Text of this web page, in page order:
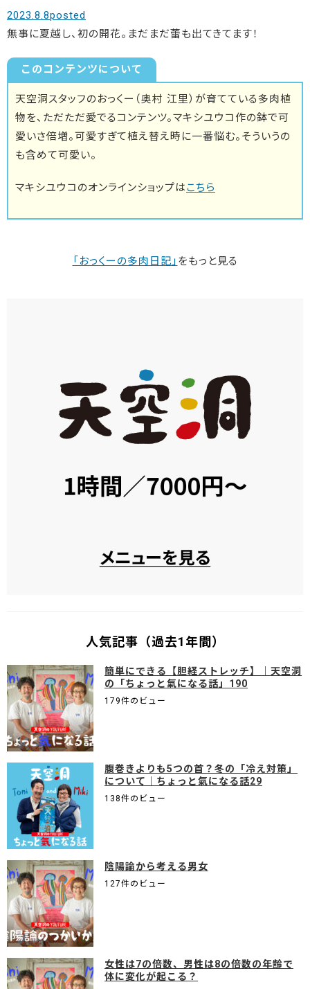
2023.8.8posted
無事に夏越し、初の開花。まだまだ蕾も出てきてます！
このコンテンツについて
天空洞スタッフのおっくー（奥村 江里）が育てている多肉植
物を、ただただ愛でるコンテンツ。マキシユウコ作の鉢で可
愛いさ倍増。可愛すぎて植え替え時に一番悩む。そういうの
も含めて可愛い。
マキシユウコのオンラインショップはこちら
「おっくーの多肉日記」 をもっと見る
人気記事（過去1年間）
簡単にできる【胆経ストレッチ】｜天空洞
の「ちょっと氣になる話」190
179件のビュー
腹巻きよりも5つの首？冬の「冷え対策」
について｜ちょっと氣になる話29
138件のビュー
陰陽論から考える男女
127件のビュー
女性は7の倍数、男性は8の倍数の年齢で
体に変化が起こる？